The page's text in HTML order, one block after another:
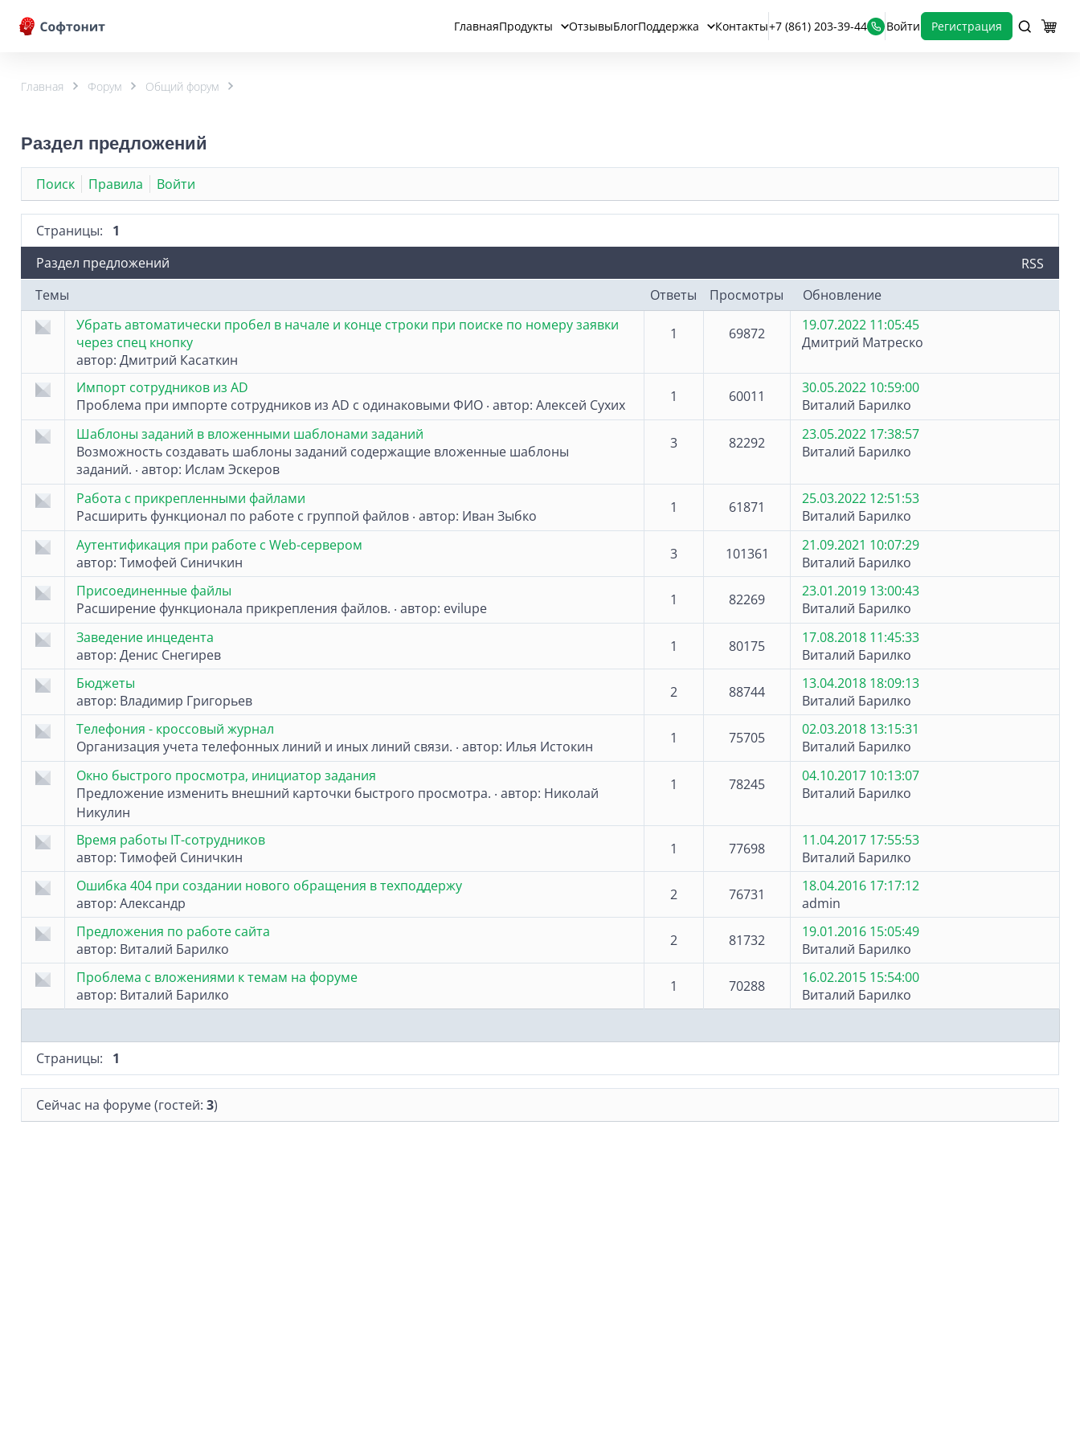
ГлавнаяПродукты ОтзывыБлогПоддержка Контакты+7 (861) 203-39-44 Войти Регистрация
Главная Форум Общий форум
Раздел предложений
Поиск Правила Войти
Страницы:
1
RSS
Раздел предложений
Темы
Ответы Просмотры
Обновление
Убрать автоматически пробел в начале и конце строки при поиске по номеру заявки
через спец кнопку
автор: Дмитрий Касаткин
1 69872
19.07.2022 11:05:45
Дмитрий Матреско
Импорт сотрудников из AD
Проблема при импорте сотрудников из AD c одинаковыми ФИО · автор: Алексей Сухих 1 60011
30.05.2022 10:59:00
Виталий Барилко
Шаблоны заданий в вложенными шаблонами заданий
Возможность создавать шаблоны заданий содержащие вложенные шаблоны
заданий. · автор: Ислам Эскеров
3 82292
23.05.2022 17:38:57
Виталий Барилко
Работа с прикрепленными файлами
Расширить функционал по работе с группой файлов · автор: Иван Зыбко 1 61871
25.03.2022 12:51:53
Виталий Барилко
Аутентификация при работе с Web-сервером
автор: Тимофей Синичкин 3 101361
21.09.2021 10:07:29
Виталий Барилко
Присоединенные файлы
Расширение функционала прикрепления файлов. · автор: evilupe 1 82269
23.01.2019 13:00:43
Виталий Барилко
Заведение инцедента
автор: Денис Снегирев 1 80175
17.08.2018 11:45:33
Виталий Барилко
Бюджеты
автор: Владимир Григорьев 2 88744
13.04.2018 18:09:13
Виталий Барилко
Телефония - кроссовый журнал
Организация учета телефонных линий и иных линий связи. · автор: Илья Истокин 1 75705
02.03.2018 13:15:31
Виталий Барилко
Окно быстрого просмотра, инициатор задания
Предложение изменить внешний карточки быстрого просмотра. · автор: Николай
Никулин
1 78245
04.10.2017 10:13:07
Виталий Барилко
Время работы IT-сотрудников
автор: Тимофей Синичкин 1 77698
11.04.2017 17:55:53
Виталий Барилко
Ошибка 404 при создании нового обращения в техподдержу
автор: Александр 2 76731
18.04.2016 17:17:12
admin
Предложения по работе сайта
автор: Виталий Барилко 2 81732
19.01.2016 15:05:49
Виталий Барилко
Проблема с вложениями к темам на форуме
автор: Виталий Барилко 1 70288
16.02.2015 15:54:00
Виталий Барилко
Страницы: 1
Сейчас на форуме (гостей: 3)